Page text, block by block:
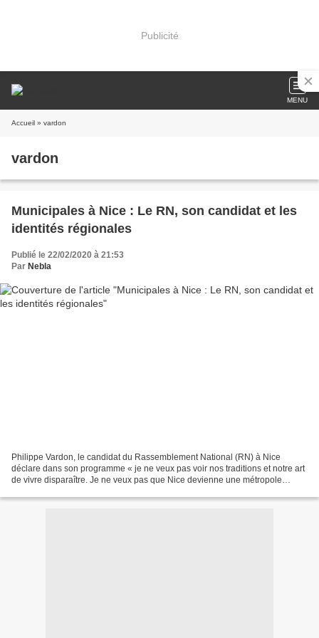
Publicité
MENU
Accueil » vardon
vardon
Municipales à Nice : Le RN, son candidat et les
identités régionales
Publié le 22/02/2020 à 21:53
Par Nebla
Philippe Vardon, le candidat du Rassemblement National (RN) à Nice
déclare dans son programme « je ne veux pas voir nos traditions et notre art
de vivre disparaître. Je ne veux pas que Nice devienne une métropole